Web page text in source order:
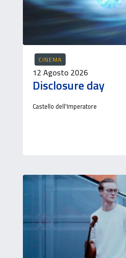
CINEMA
12 Agosto 2026
Disclosure day
Castello dell'Imperatore